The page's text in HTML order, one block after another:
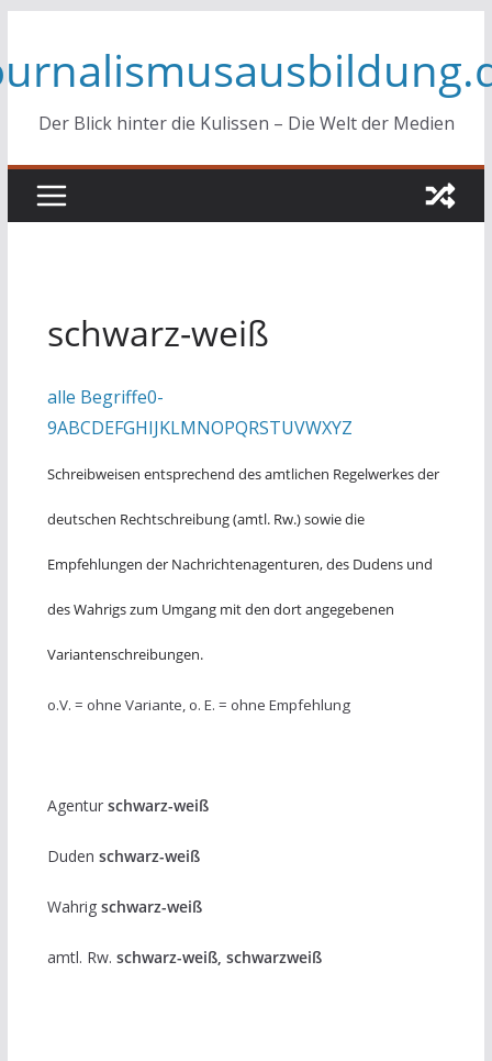
springen
Der Blick hinter die Kulissen – Die Welt der Medien
schwarz-weiß
alle Begriffe0-
9ABCDEFGHIJKLMNOPQRSTUVWXYZ
Schreibweisen entsprechend des amtlichen Regelwerkes der
deutschen Rechtschreibung (amtl. Rw.) sowie die
Empfehlungen der Nachrichtenagenturen, des Dudens und
des Wahrigs zum Umgang mit den dort angegebenen
Variantenschreibungen.
o.V. = ohne Variante, o. E. = ohne Empfehlung
Agentur schwarz-weiß
Duden schwarz-weiß
Wahrig schwarz-weiß
amtl. Rw. schwarz-weiß, schwarzweiß